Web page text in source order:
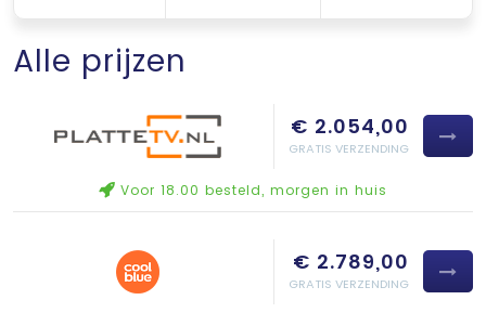
Alle prijzen
Voor 18.00 besteld, morgen in huis
€ 2.054,00
GRATIS VERZENDING
€ 2.789,00
GRATIS VERZENDING